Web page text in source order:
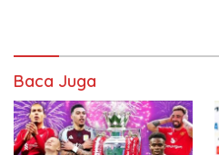
Baca Juga